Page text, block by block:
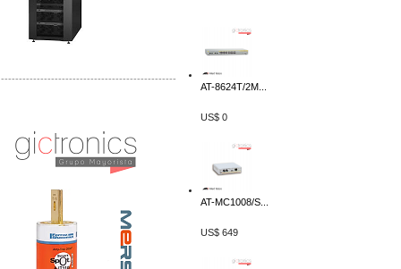
-------------------------------------------------
AT-8624T/2M...
US$ 0
AT-MC1008/S...
US$ 649